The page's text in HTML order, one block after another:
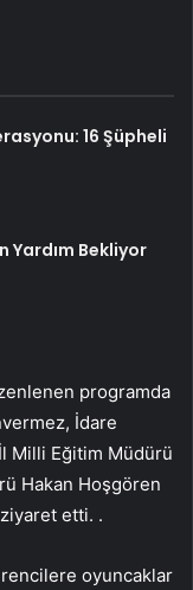
16 Şüpheli
Yardım Bekliyor
programda
İdare
Milli Eğitim Müdürü
Hakan Hoşgören
etti. .
oyuncaklar